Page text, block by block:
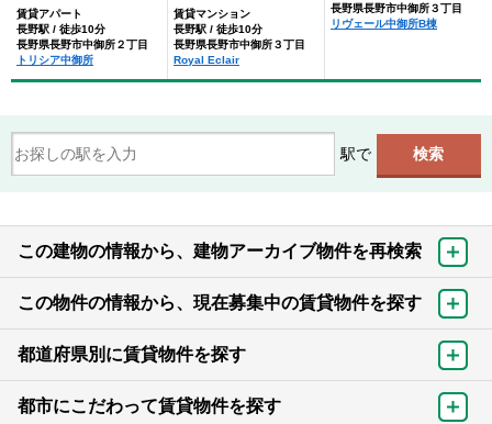
賃貸アパート
長野駅 / 徒歩10分
長野県長野市中御所２丁目
トリシア中御所
賃貸マンション
長野駅 / 徒歩10分
長野県長野市中御所３丁目
Royal Eclair
長野県長野市中御所３丁目
リヴェール中御所B棟
駅で
この建物の情報から、建物アーカイブ物件を再検索
この物件の情報から、現在募集中の賃貸物件を探す
都道府県別に賃貸物件を探す
都市にこだわって賃貸物件を探す